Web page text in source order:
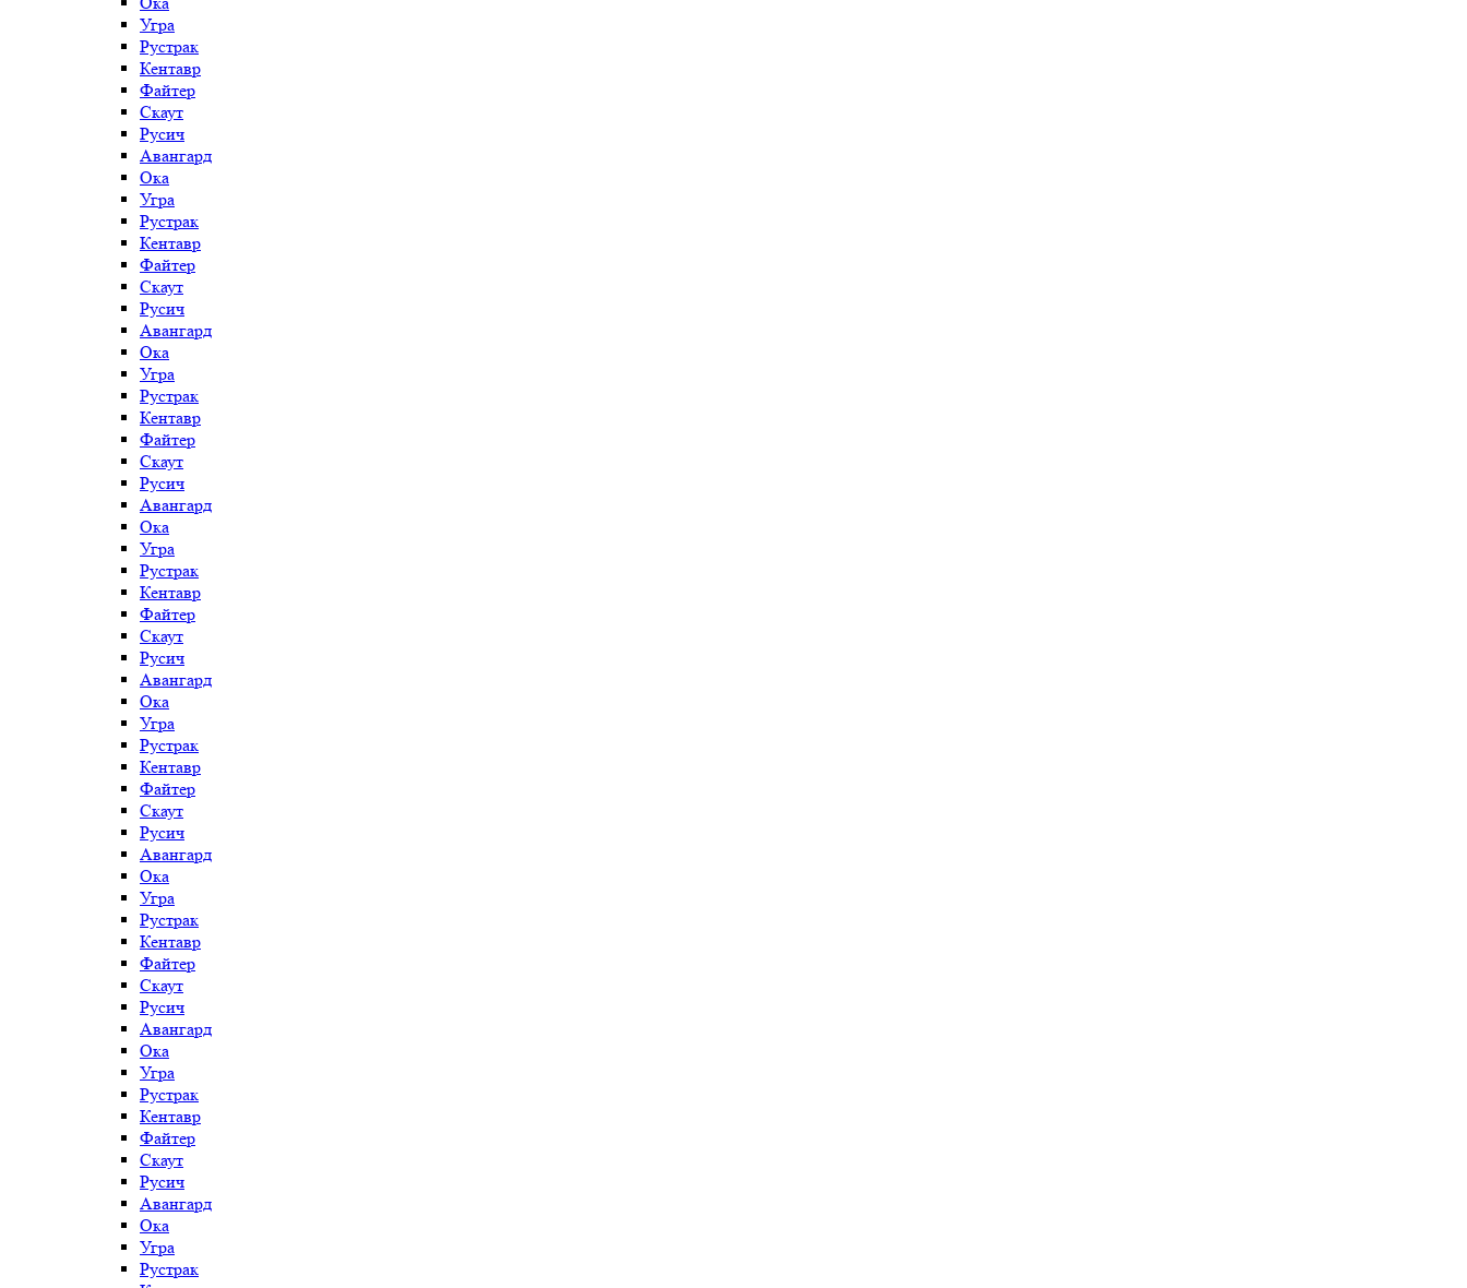
Угра
Рустрак
Кентавр
Файтер
Скаут
Русич
Авангард
Ока
Угра
Рустрак
Кентавр
Файтер
Скаут
Русич
Авангард
Ока
Угра
Рустрак
Кентавр
Файтер
Скаут
Русич
Авангард
Ока
Угра
Рустрак
Кентавр
Файтер
Скаут
Русич
Авангард
Ока
Угра
Рустрак
Кентавр
Файтер
Скаут
Русич
Авангард
Ока
Угра
Рустрак
Кентавр
Файтер
Скаут
Русич
Авангард
Ока
Угра
Рустрак
Кентавр
Файтер
Скаут
Русич
Авангард
Ока
Угра
Рустрак